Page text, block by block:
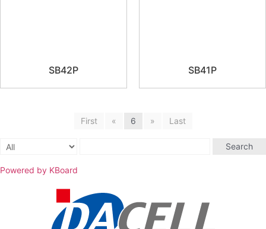
SB42P SB41P
First « 6 » Last
Search
Powered by KBoard